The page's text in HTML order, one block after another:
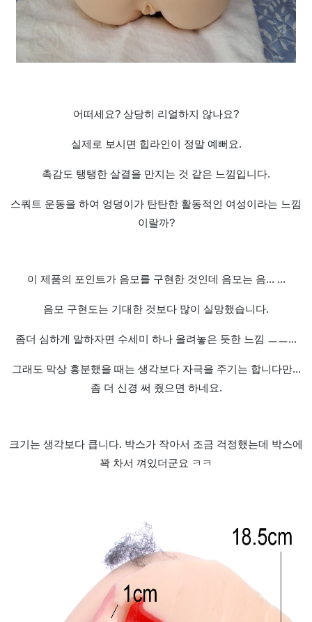
어떠세요? 상당히 리얼하지 않나요?
실제로 보시면 힙라인이 정말 예뻐요.
촉감도 탱탱한 살결을 만지는 것 같은 느낌입니다.
스쿼트 운동을 하여 엉덩이가 탄탄한 활동적인 여성이라는 느낌
이랄까?
이 제품의 포인트가 음모를 구현한 것인데 음모는 음... ...
음모 구현도는 기대한 것보다 많이 실망했습니다.
좀더 심하게 말하자면 수세미 하나 올려놓은 듯한 느낌 ㅡㅡ...
그래도 막상 흥분했을 때는 생각보다 자극을 주기는 합니다만...
좀 더 신경 써 줬으면 하네요.
크기는 생각보다 큽니다. 박스가 작아서 조금 걱정했는데 박스에
꽉 차서 껴있더군요 ㅋㅋ